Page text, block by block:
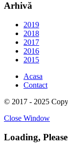
Arhivă
2019
2018
2017
2016
2015
Acasa
Contact
© 2017 - 2025
Close Window
Loading,